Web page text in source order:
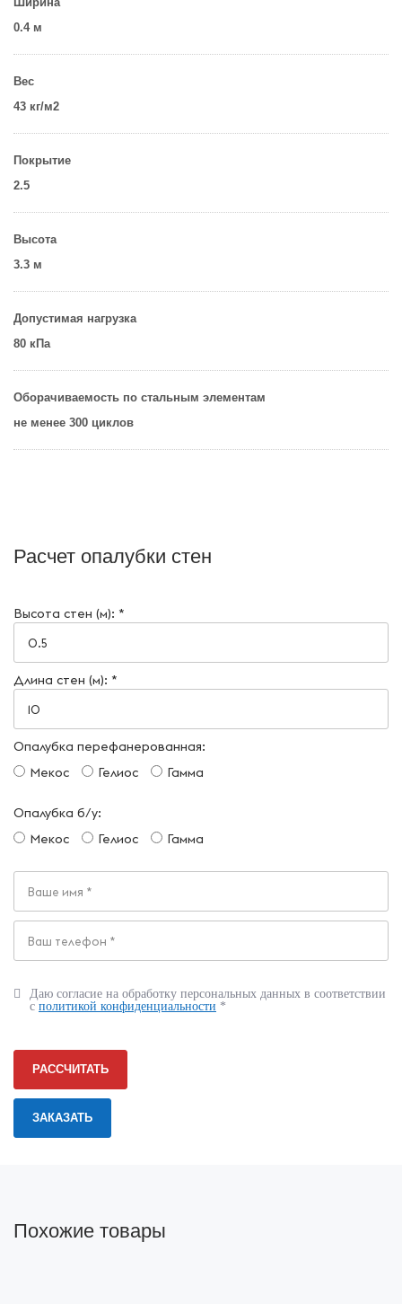
0.4 м
Вес
43 кг/м2
Покрытие
2.5
Высота
3.3 м
Допустимая нагрузка
80 кПа
Оборачиваемость по стальным элементам
не менее 300 циклов
Расчет опалубки стен
Высота стен (м): *
Длина стен (м): *
Опалубка перефанерованная:
Мекос
Гелиос Гамма
Опалубка б/у:
Мекос
Гелиос Гамма
Даю согласие на обработку персональных данных в соответствии
с политикой конфиденциальности *
РАССЧИТАТЬ
Похожие товары